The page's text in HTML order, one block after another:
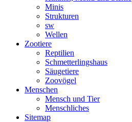
Minis
Strukturen
sw
Wellen
Zootiere
Reptilien
Schmetterlingshaus
Säugetiere
Zoovögel
Menschen
Mensch und Tier
Menschliches
Sitemap